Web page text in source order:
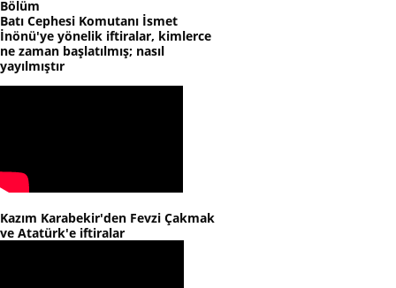
Bölüm
Batı Cephesi Komutanı İsmet
İnönü'ye yönelik iftiralar, kimlerce
ne zaman başlatılmış; nasıl
yayılmıştır
Kazım Karabekir'den Fevzi Çakmak
ve Atatürk'e iftiralar